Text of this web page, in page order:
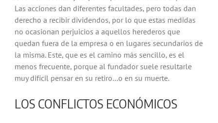
Las acciones dan diferentes facultades, pero todas dan
derecho a recibir dividendos, por lo que estas medidas
no ocasionan perjuicios a aquellos herederos que
quedan fuera de la empresa o en lugares secundarios de
la misma. Este, que es el camino más sencillo, es el
menos frecuente, porque al fundador suele resultarle
muy difícil pensar en su retiro…o en su muerte.
LOS CONFLICTOS ECONÓMICOS